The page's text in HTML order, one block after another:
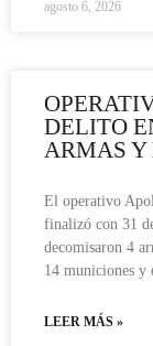
agosto 6, 2026
DELITO
ARMAS Y
El operativo
finalizó con 31
decomisaron 4
14 municiones y
LEER MÁS »